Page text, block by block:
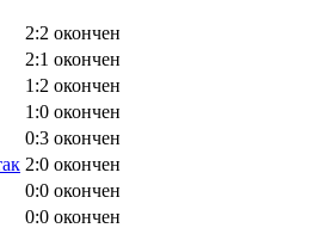
2:2 окончен
2:1 окончен
1:2 окончен
1:0 окончен
0:3 окончен
2:0 окончен
0:0 окончен
0:0 окончен